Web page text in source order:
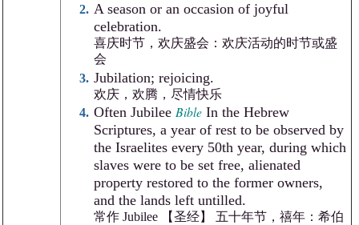
A season or an occasion of joyful
celebration.
喜庆时节，欢庆盛会：欢庆活动的时节或盛
会
Jubilation; rejoicing.
欢庆，欢腾，尽情快乐
Often Jubilee BibleIn the Hebrew
Scriptures, a year of rest to be observed by
the Israelites every 50th year, during which
slaves were to be set free, alienated
property restored to the former owners,
and the lands left untilled.
常作 Jubilee 【圣经】 五十年节，禧年：希伯